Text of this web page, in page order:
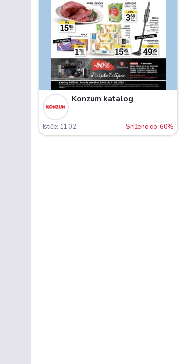
Konzum katalog
Ističe: 11.02. Sniženo do: 60%